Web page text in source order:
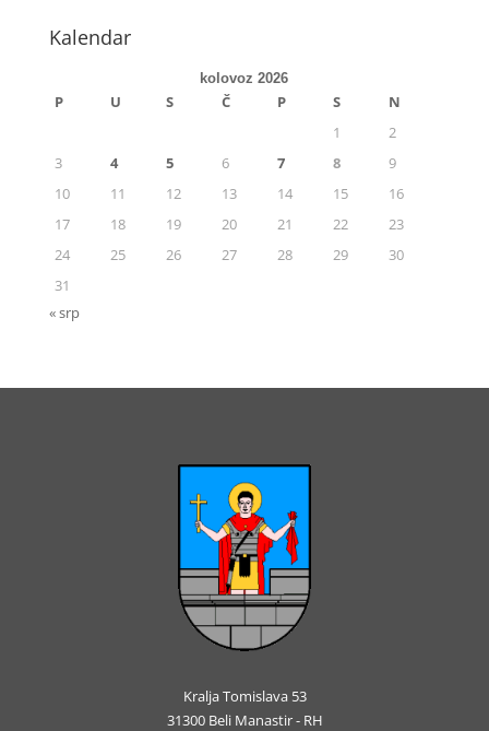
Kalendar
kolovoz 2026
P U S Č P S
N
1
2
3
4 5 6 7 8
9
10
11 12 13 14 15
16
17
18 19 20 21 22
23
24
25 26 27 28 29
30
31
« srp
Kralja Tomislava 53
31300 Beli Manastir - RH